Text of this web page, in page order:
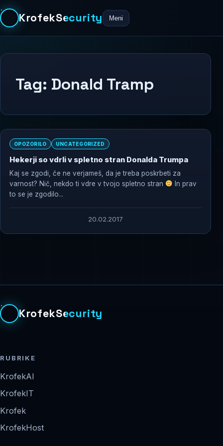
KrofekSecurity Meni
Tag: Donald Tramp
OPOZORILO UNCATEGORIZED
Hekerji so vdrli v spletno stran Donalda Trumpa
Kaj se zgodi, če ne verjameš, da je treba poskrbeti za
varnost? Nič, nekdo ti vdre v tvojo spletno stran
In prav
to se je zgodilo...
20.02.2017
KrofekSecurity
RUBRIKE
KrofekAI
KrofekIT
Krofek
KrofekHost